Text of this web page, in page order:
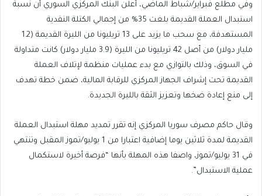
وفي مطلع فبراير/شباط الماضي، أعلن البنك المركزي السوري أن نسبة
استبدال العملة القديمة بلغت 35% من إجمالي الكتلة النقدية
المستهدفة، مع سحب ما يزيد على 13 تريليونا من الليرة القديمة (1.2
مليار دولار) من أصل 42 تريليونا من الليرة (3.9 مليار دولار) كانت متداولة
في السوق، وذلك بالتوازي مع بدء عمليات منظمة لإتلاف العملة
القديمة تحت إشراف الجهاز المركزي للرقابة المالية، ضمن خطة تهدف
إلى منع إعادة ضخها وتعزيز الثقة بالليرة الجديدة.
وقال حاكم مصرف سوريا المركزي إنه تقرر تمديد مهلة استبدال العملة
القديمة لمدة ثلاثين يوما إضافية اعتبارا من 1 يوليو/تموز المقبل وتنتهي
في 31 يوليو/تموز، واصفا هذه المهلة بأنها “فرصة أخيرة لاستكمال
عملية الاستبدال”.